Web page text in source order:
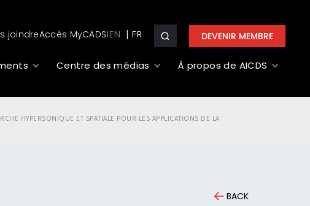
joindreAccès MyCADSI EN DEVENIR MEMBRE
Centre des médias À propos de AICDS
HYPERSONIQUE ET SPATIALE POUR LES APPLICATIONS DE LA
BACK